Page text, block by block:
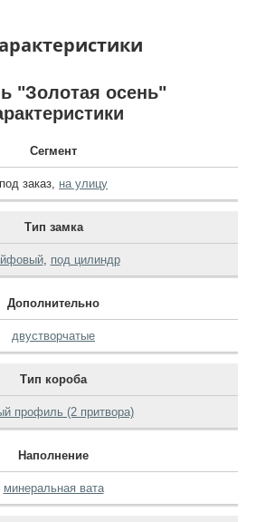
"Золотая осень"
Сегмент
под заказ на улицу
Тип замка
, под цилиндр
Дополнительно
двустворчатые
Тип короба
профиль (2 притвора)
Наполнение
минеральная вата